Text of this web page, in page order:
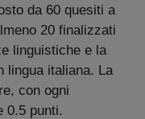
da 60 quesiti a
20 finalizzati
linguistiche e la
lingua italiana. La
con ogni
0.5 punti.